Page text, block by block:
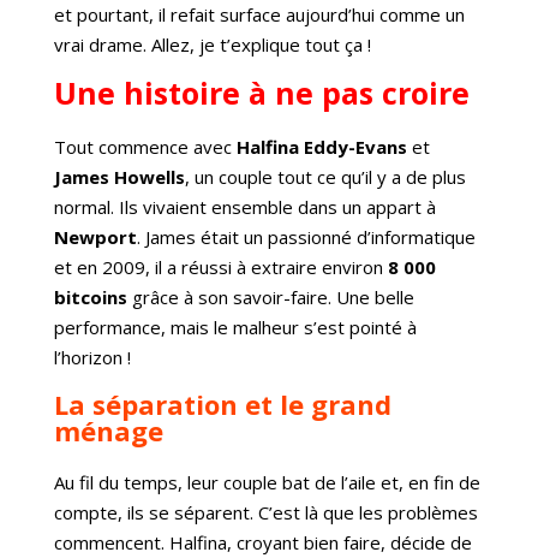
et pourtant, il refait surface aujourd’hui comme un
vrai drame. Allez, je t’explique tout ça !
Une histoire à ne pas croire
Tout commence avec Halfina Eddy-Evans et
James Howells, un couple tout ce qu’il y a de plus
normal. Ils vivaient ensemble dans un appart à
Newport. James était un passionné d’informatique
et en 2009, il a réussi à extraire environ 8 000
bitcoins grâce à son savoir-faire. Une belle
performance, mais le malheur s’est pointé à
l’horizon !
La séparation et le grand
ménage
Au fil du temps, leur couple bat de l’aile et, en fin de
compte, ils se séparent. C’est là que les problèmes
commencent. Halfina, croyant bien faire, décide de